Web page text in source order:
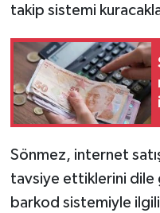
takip sistemi
Sönmez, internet
tavsiye ettiklerini
barkod sistemiyle